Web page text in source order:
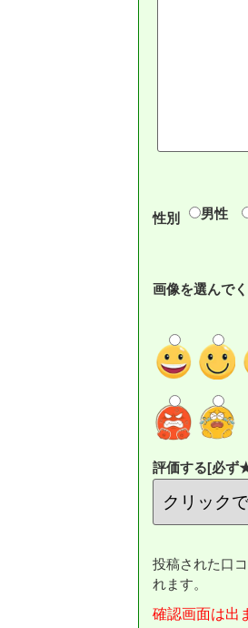
性別 男性
画像を選んで
評価する[必ず
投稿された口
れます。
確認画面は出